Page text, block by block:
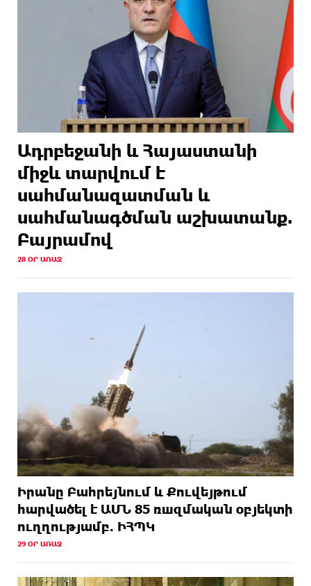
Ադրբեջանի և Հայաստանի
միջև տարվում է
սահմանազատման և
սահմանագծման աշխատանք.
Բայրամով
28 ՕՐ ԱՌԱՋ
Իրանը Բահրեյնում և Քուվեյթում
hարվածել է ԱՄՆ 85 ռшզմական օբյեկտի
ուղղությամբ. ԻՀՊԿ
29 ՕՐ ԱՌԱՋ